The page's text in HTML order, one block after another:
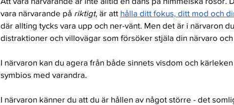
vara närvarande på riktigt, är att hålla ditt fokus, ditt mod och
där allting tycks vara upp och ner-vänt. Men det är i närvaron
distraktioner och villovägar som försöker stjäla din närvaro
I närvaron kan du agera från både sinnets visdom och
symbios med varandra.
I närvaron känner du att du är hållen av något större - det